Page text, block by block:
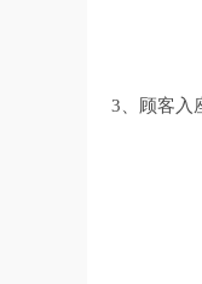
3、顾客入